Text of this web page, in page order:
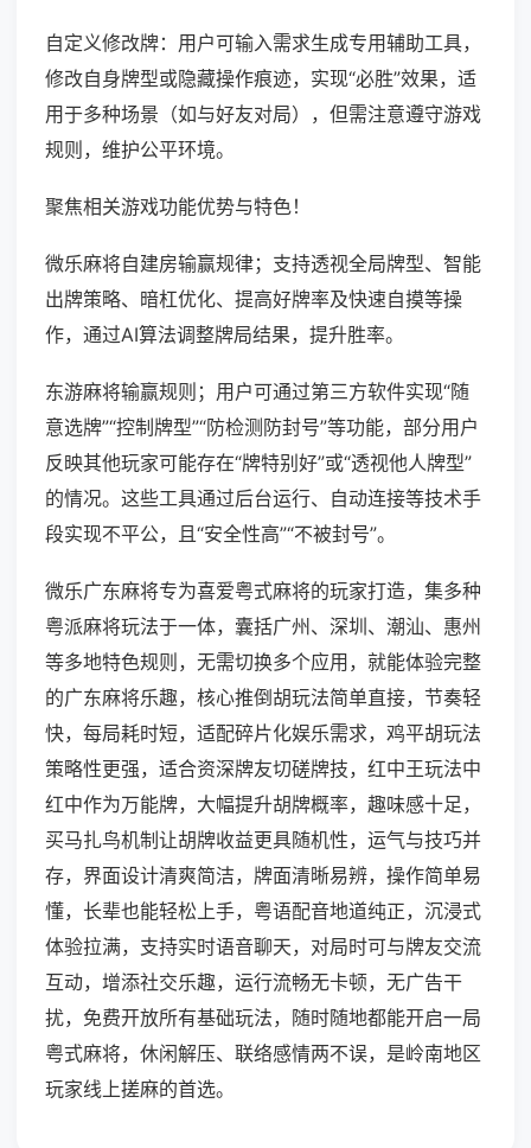
自定义修改牌：用户可输入需求生成专用辅助工具，
修改自身牌型或隐藏操作痕迹，实现“必胜”效果，适
用于多种场景（如与好友对局），但需注意遵守游戏
规则，维护公平环境。
聚焦相关游戏功能优势与特色！
微乐麻将自建房输赢规律；支持透视全局牌型、智能
出牌策略、暗杠优化、提高好牌率及快速自摸等操
作，通过AI算法调整牌局结果，提升胜率。
东游麻将输赢规则；用户可通过第三方软件实现“随
意选牌”“控制牌型”“防检测防封号”等功能，部分用户
反映其他玩家可能存在“牌特别好”或“透视他人牌型”
的情况。这些工具通过后台运行、自动连接等技术手
段实现不平公，且“安全性高”“不被封号”。
微乐广东麻将专为喜爱粤式麻将的玩家打造，集多种
粤派麻将玩法于一体，囊括广州、深圳、潮汕、惠州
等多地特色规则，无需切换多个应用，就能体验完整
的广东麻将乐趣，核心推倒胡玩法简单直接，节奏轻
快，每局耗时短，适配碎片化娱乐需求，鸡平胡玩法
策略性更强，适合资深牌友切磋牌技，红中王玩法中
红中作为万能牌，大幅提升胡牌概率，趣味感十足，
买马扎鸟机制让胡牌收益更具随机性，运气与技巧并
存，界面设计清爽简洁，牌面清晰易辨，操作简单易
懂，长辈也能轻松上手，粤语配音地道纯正，沉浸式
体验拉满，支持实时语音聊天，对局时可与牌友交流
互动，增添社交乐趣，运行流畅无卡顿，无广告干
扰，免费开放所有基础玩法，随时随地都能开启一局
粤式麻将，休闲解压、联络感情两不误，是岭南地区
玩家线上搓麻的首选。